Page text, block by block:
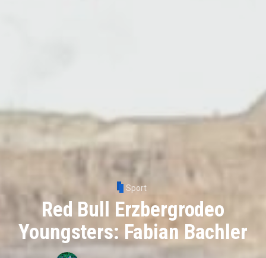
Sport
Red Bull Erzbergrodeo
Youngsters: Fabian Bachler